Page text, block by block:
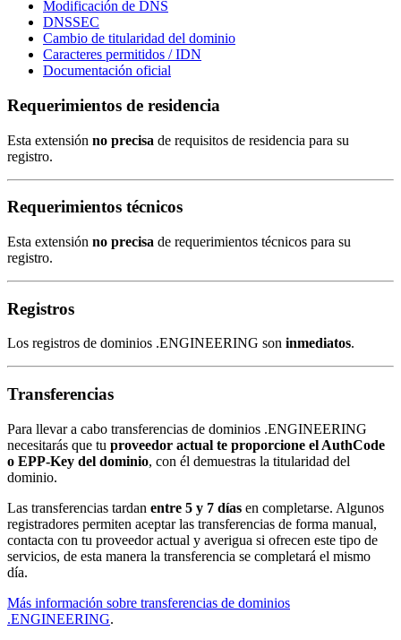
Modificación de DNS
DNSSEC
Cambio de titularidad del dominio
Caracteres permitidos / IDN
Documentación oficial
Requerimientos de residencia
Esta extensión no precisa de requisitos de residencia para su
registro.
Requerimientos técnicos
Esta extensión no precisa de requerimientos técnicos para su
registro.
Registros
Los registros de dominios .ENGINEERING son inmediatos.
Transferencias
Para llevar a cabo transferencias de dominios .ENGINEERING
necesitarás que tu proveedor actual te proporcione el AuthCode
o EPP-Key del dominio, con él demuestras la titularidad del
dominio.
Las transferencias tardan entre 5 y 7 días en completarse. Algunos
registradores permiten aceptar las transferencias de forma manual,
contacta con tu proveedor actual y averigua si ofrecen este tipo de
servicios, de esta manera la transferencia se completará el mismo
día.
Más información sobre transferencias de dominios
.ENGINEERING.